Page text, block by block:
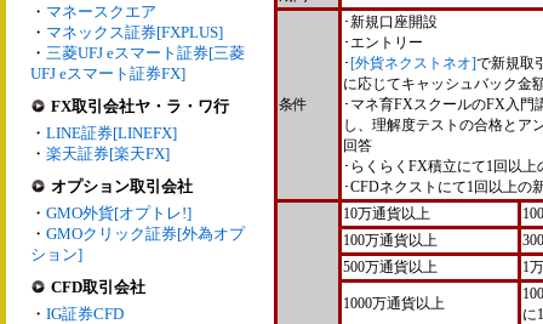
・ マネースクエア
・ マネックス証券[FXPLUS]
・ 三菱UFJ eスマート証券[三菱
UFJ eスマート証券FX]
FX取引会社ヤ・ラ・ワ行
・ LINE証券[LINEFX]
・ 楽天証券[楽天FX]
オプション取引会社
・ GMO外貨[オプトレ!]
・ GMOクリック証券[外為オプ
ション]
CFD取引会社
・ IG証券CFD
条件
･新規口座開設
･エントリー
･ [外貨ネクストネオ]で新規取
に応じてキャッシュバック金
･マネ育FXスクールのFX入門
し、理解度テストの合格とア
回答
･らくらくFX積立にて1回以上
･CFDネクストにて1回以上の
10万通貨以上
100万通貨以上
500万通貨以上
1
1000万通貨以上
に